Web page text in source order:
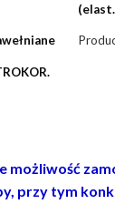
możliwość
przy tym